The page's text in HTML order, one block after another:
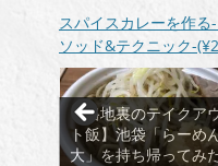
スパイスカレーを作
ソッド&テクニック-
【路地裏のテイクア
ト飯】池袋でビリヤ
といったらマルハバ
択